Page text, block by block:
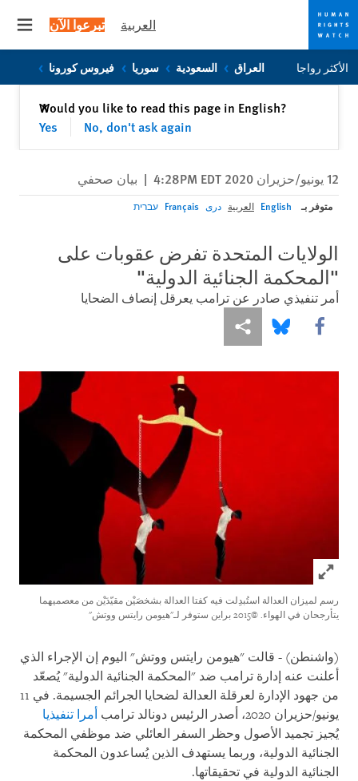
Skip
to
Skip
to
العربية تبرعوا الآن
الأكثر رواجا العراق السعودية سوريا فيروس كورونا
Would you like to read this page in English?
Yes
No, don't ask again
✕إغلاق
12 يونيو/حزيران 2020 4:28PM EDT | بيان صحفي
متوفر بـ English العربية دری Français עברית
الولايات المتحدة تفرض عقوبات على
"المحكمة الجنائية الدولية"
أمر تنفيذي صادر عن ترامب يعرقل إنصاف الضحايا
Share this via Facebook
Share this via Bluesky
Share this via مشاركة
Click to expand Image
رسم لميزان العدالة استُبدِلت فيه كفتا العدالة بشخصَيْن مقيّدَيْن من معصميهما
يتأرجحان في الهواء. ©2015 براين ستوفر لـ"هيومن رايتس ووتش"
(واشنطن) - قالت "هيومن رايتس ووتش" اليوم إن الإجراء الذي
أعلنت عنه إدارة ترامب ضد "المحكمة الجنائية الدولية" يُصعّد
من جهود الإدارة لعرقلة العدالة لضحايا الجرائم الجسيمة. في 11
يونيو/حزيران 2020، أصدر الرئيس دونالد ترامب
أمرا تنفيذيا
يُجيز تجميد الأصول وحظر السفر العائلي ضد موظفي المحكمة
الجنائية الدولية، وربما يستهدف الذين يُساعدون المحكمة
الجنائية الدولية في تحقيقاتها.